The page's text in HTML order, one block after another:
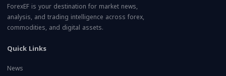
ForexEF is your destination for market news,
analysis, and trading intelligence across forex,
commodities, and digital assets.
Quick Links
News